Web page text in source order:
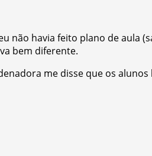
havia feito plano de aula
bem diferente.
me disse que os